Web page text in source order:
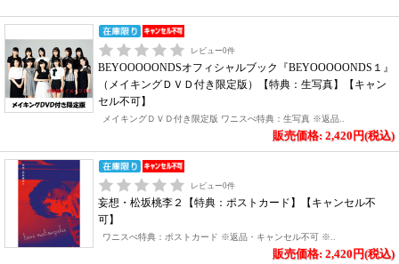
レビュー0件
BEYOOOOONDSオフィシャルブック『BEYOOOOONDS１』
（メイキングＤＶＤ付き限定版）【特典：生写真】【キャン
セル不可】
メイキングＤＶＤ付き限定版 ワニスぺ特典：生写真 ※返品..
販売価格: 2,420円(税込)
レビュー0件
妄想・松坂桃李２【特典：ポストカード】【キャンセル不
可】
ワニスぺ特典：ポストカード ※返品・キャンセル不可 ※..
販売価格: 2,420円(税込)